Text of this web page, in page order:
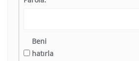
Beni
hatırla